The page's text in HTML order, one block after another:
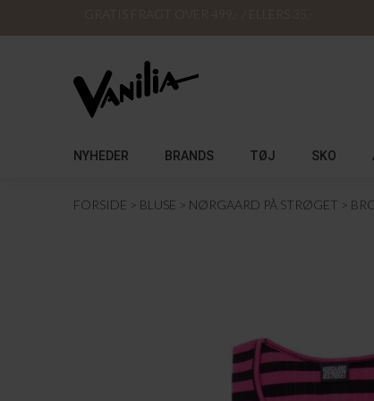
GRATIS FRAGT OVER 499,- / ELLERS 35,-
NYHEDER BRANDS TØJ SKO
FORSIDE BLUSE NØRGAARD PÅ STRØGET